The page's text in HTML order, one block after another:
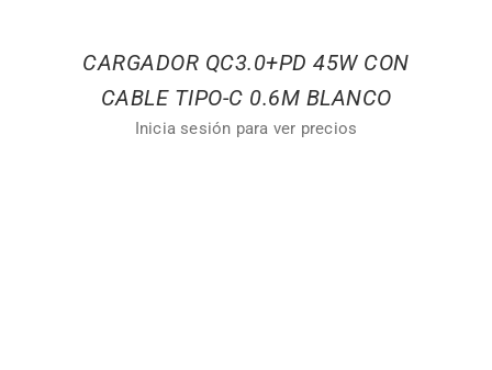
CARGADOR QC3.0+PD 45W CON
CABLE TIPO-C 0.6M BLANCO
Inicia sesión para ver precios